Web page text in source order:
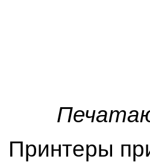
Принтеры